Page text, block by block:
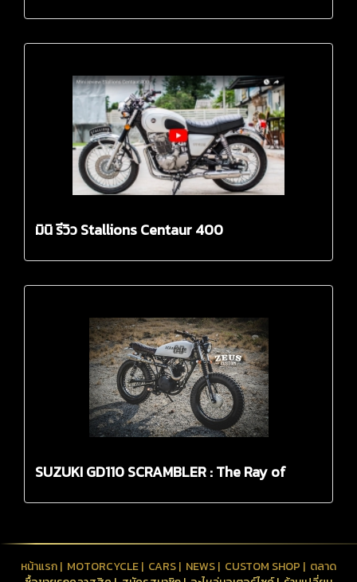
มินิ รีวิว Stallions Centaur 400
SUZUKI GD110 SCRAMBLER : The Ray of
หน้าแรก| MOTORCYCLE| CARS| NEWS| CUSTOM SHOP | ตลาด